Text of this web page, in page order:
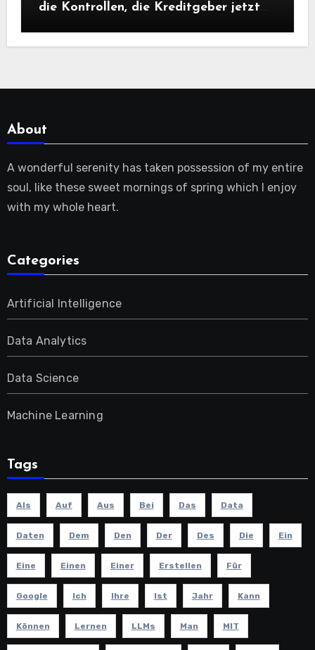
die Kontrollen, die Kreditgeber jetzt
About
A wonderful serenity has taken possession of my entire
soul, like these sweet mornings of spring which I enjoy
with my whole heart.
Categories
Artificial Intelligence
Data Analytics
Data Science
Machine Learning
Tags
Als Auf Aus Bei Das Data
Daten Dem Den Der Des Die Ein
Eine Einen Einer Erstellen Für
Google Ich Ihre Ist Jahr Kann
Können Lernen LLMs Man MIT